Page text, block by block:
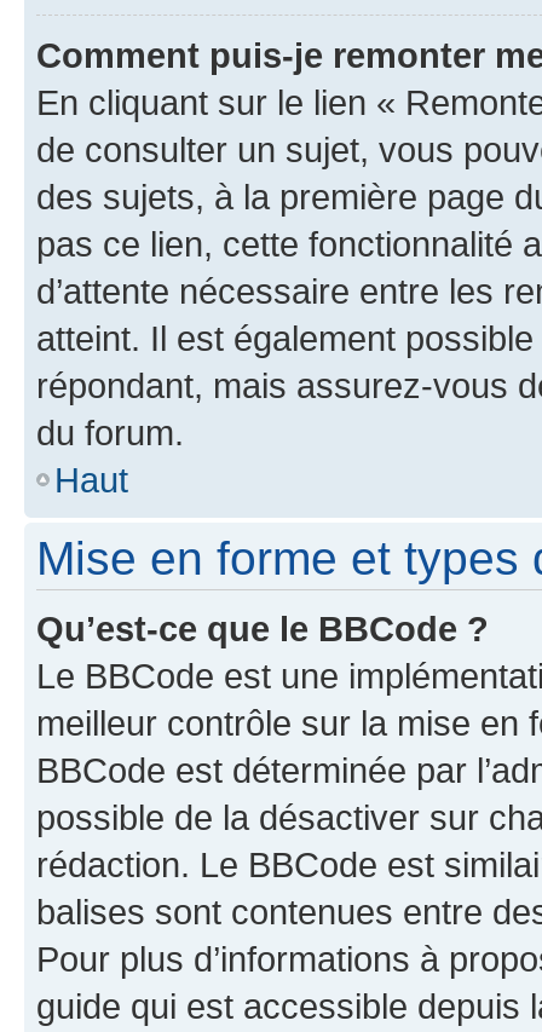
Comment puis-je remonter
En cliquant sur le lien «
de consulter un sujet, vous
des sujets, à la première page
pas ce lien, cette fonctionnalité
d’attente nécessaire entre les
atteint. Il est également
répondant, mais assurez-vous
du forum.
Haut
Mise en forme et types
Qu’est-ce que le BBCode ?
Le BBCode est une
meilleur contrôle sur la mise en
BBCode est déterminée par
possible de la désactiver sur
rédaction. Le BBCode est
balises sont contenues entre
Pour plus d’informations à
guide qui est accessible depuis